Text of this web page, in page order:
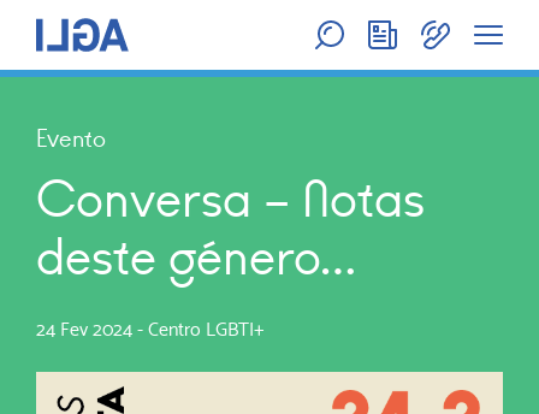
Evento
Conversa – Notas
deste género…
24 Fev 2024 - Centro LGBTI+